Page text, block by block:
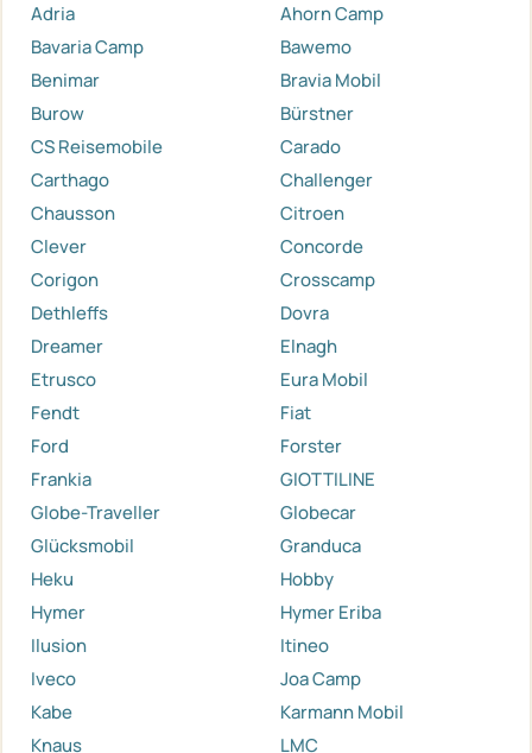
Adria
Ahorn Camp
Bavaria Camp
Bawemo
Benimar
Bravia Mobil
Burow
Bürstner
CS Reisemobile
Carado
Carthago
Challenger
Chausson
Citroen
Clever
Concorde
Corigon
Crosscamp
Dethleffs
Dovra
Dreamer
Elnagh
Etrusco
Eura Mobil
Fendt
Fiat
Ford
Forster
Frankia
GIOTTILINE
Globe-Traveller
Globecar
Glücksmobil
Granduca
Heku
Hobby
Hymer
Hymer Eriba
Ilusion
Itineo
Iveco
Joa Camp
Kabe
Karmann Mobil
Knaus
LMC